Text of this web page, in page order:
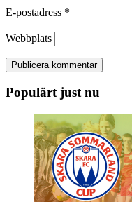
E-postadress *
Webbplats
Populärt just nu